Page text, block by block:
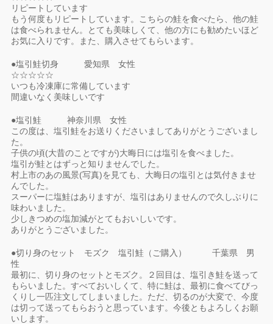
リピートしています
もう何度もリピートしています。こちらの鮭を食べたら、他の鮭
は食べられません。とても美味しくて、他の方にも勧めたいほど
お気に入りです。また、購入させてもらいます。
●塩引鮭切身 愛知県 女性
☆☆☆☆☆
いつも冷凍庫に常備しています
間違いなく美味しいです
●塩引鮭 神奈川県 女性
この度は、塩引鮭をお送りくださいましてありがとうございまし
た。
子供の頃(大昔のことですが)大晦日には塩引を食べました。
塩引が鮭とはずっと知りませんでした。
村上市のあの風景(写真)を見ても、大晦日の塩引とは気付きませ
んでした。
スーパーに塩鮭はありますが、塩引はありませんので久しぶりに
味わいました。
少しきつめの塩加減がとてもおいしいです。
ありがとうございました。
●切り身のセット モズク 塩引鮭（ご購入） 千葉県 男
性
最初に、切り身のセットとモズク。２回目は、塩引き鮭を送って
もらいました。すべておいしくて、特に鮭は、最初に食べてびっ
くりし一匹注文してしまいました。ただ、切るのが大変で、今度
は切って送ってもらおうと思っています。今後ともよろしくお願
いします。